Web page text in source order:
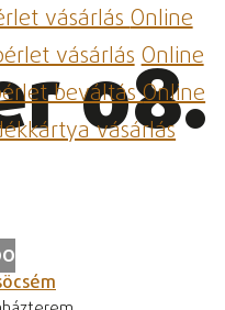
vásárlásOnline
vásárlásOnline
beváltásOnline
vásárlás
08.